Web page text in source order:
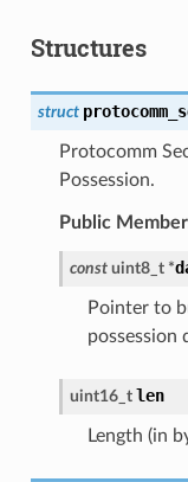
Structures
struct
Protocomm
Possession.
Public
const uint8_t *
Pointer to
possession
uint16_t len
Length (in